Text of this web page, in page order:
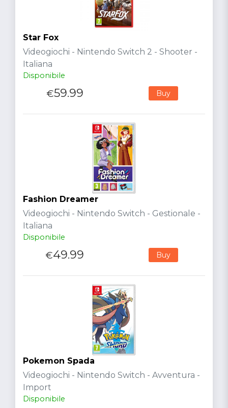
Star Fox
Videogiochi - Nintendo Switch 2 - Shooter -
Italiana
Disponibile
€59.99 Buy
Fashion Dreamer
Videogiochi - Nintendo Switch - Gestionale -
Italiana
Disponibile
€49.99 Buy
Pokemon Spada
Videogiochi - Nintendo Switch - Avventura -
Import
Disponibile